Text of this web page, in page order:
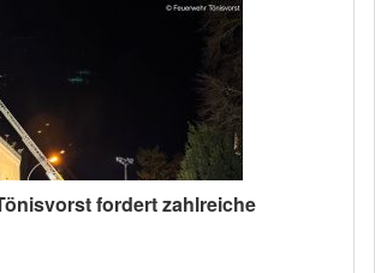
fordert zahlreiche